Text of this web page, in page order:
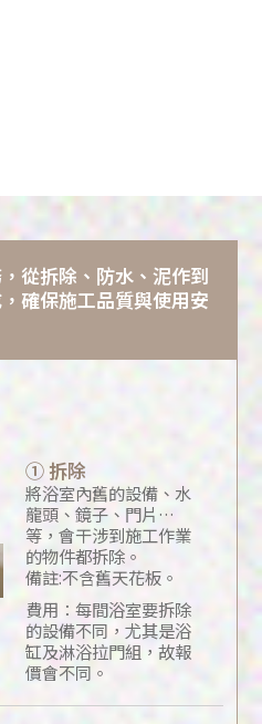
從拆除、防水、泥作到
確保施工品質與使用安
① 拆除
將浴室內舊的設備、水
龍頭、鏡子、門片…
等，會干涉到施工作業
的物件都拆除。
備註:不含舊天花板。
費用：每間浴室要拆除
的設備不同，尤其是浴
缸及淋浴拉門組，故報
價會不同。